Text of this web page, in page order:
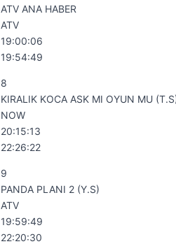
ATV ANA HABER
ATV
19:00:06
19:54:49
8
KIRALIK KOCA ASK MI OYUN MU
NOW
20:15:13
22:26:22
9
PANDA PLANI 2 (Y.S)
ATV
19:59:49
22:20:30